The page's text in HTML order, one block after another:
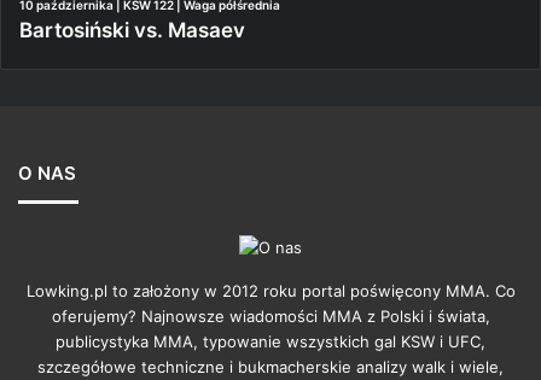
10 października | KSW 122 | Waga półśrednia
Bartosiński vs. Masaev
O NAS
Lowking.pl to założony w 2012 roku portal poświęcony MMA. Co
oferujemy? Najnowsze wiadomości MMA z Polski i świata,
publicystyka MMA, typowanie wszystkich gal KSW i UFC,
szczegółowe techniczne i bukmacherskie analizy walk i wiele,